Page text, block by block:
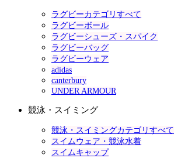
ラグビーカテゴリすべて
ラグビーボール
ラグビーシューズ・スパイク
ラグビーバッグ
ラグビーウェア
adidas
canterbury
UNDER ARMOUR
競泳・スイミング
競泳・スイミングカテゴリすべて
スイムウェア・競泳水着
スイムキャップ